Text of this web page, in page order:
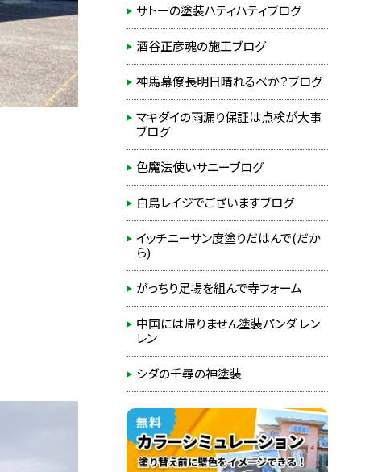
サトーの塗装ハティハティブログ
酒谷正彦魂の施工ブログ
神馬幕僚長明日晴れるべか？ブログ
マキダイの雨漏り保証は点検が大事
ブログ
色魔法使いサニーブログ
白鳥レイジでございますブログ
イッチニーサン度塗りだはんで(だか
ら)
がっちり足場を組んで寺フォーム
中国には帰りません塗装パンダ レン
レン
シダの千尋の神塗装